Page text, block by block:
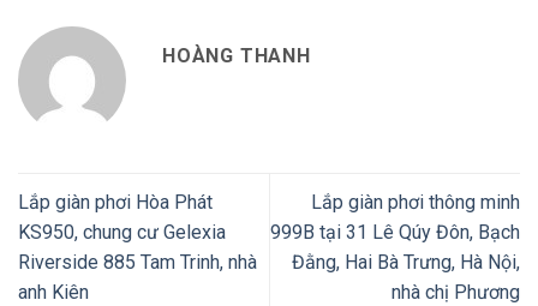
HOÀNG THANH
Lắp giàn phơi Hòa Phát
KS950, chung cư Gelexia
Riverside 885 Tam Trinh, nhà
anh Kiên
Lắp giàn phơi thông minh
999B tại 31 Lê Qúy Đôn, Bạch
Đằng, Hai Bà Trưng, Hà Nội,
nhà chị Phương